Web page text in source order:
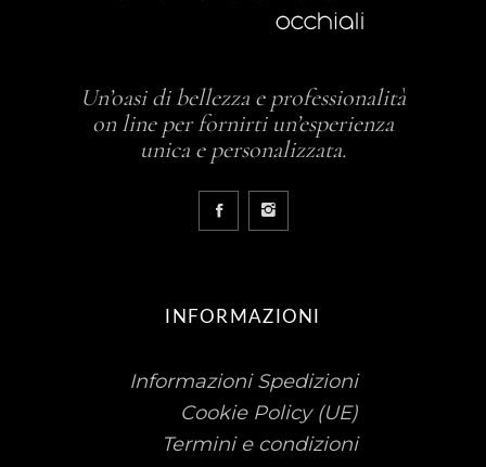
Un’oasi di bellezza e professionalità
on line per fornirti un’esperienza
unica e personalizzata.
INFORMAZIONI
Informazioni Spedizioni
Cookie Policy (UE)
Termini e condizioni